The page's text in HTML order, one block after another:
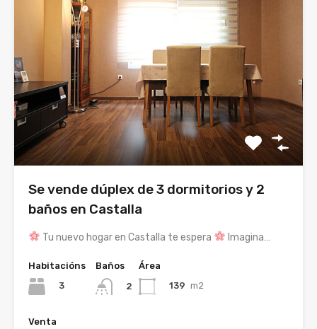
Se vende dúplex de 3 dormitorios y 2
baños en Castalla
Tu nuevo hogar en Castalla te espera Imagina…
Habitacións
3
Baños
2
Área
139 m2
Venta